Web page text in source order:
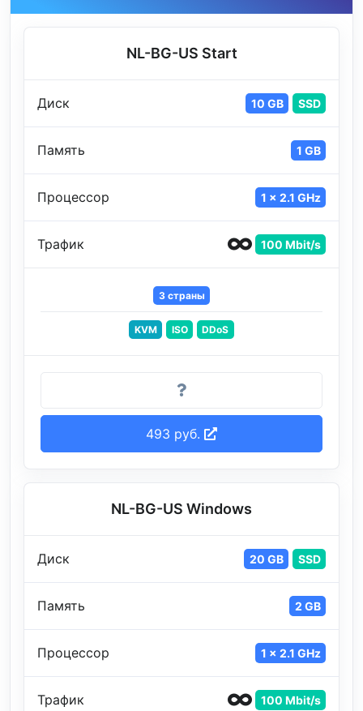
NL-BG-US Start
Диск 10 GB SSD
Память 1 GB
Процессор 1 x 2.1 GHz
Трафик 100 Mbit/s
3 страны
KVM ISO DDoS
493 руб.
NL-BG-US Windows
Диск 20 GB SSD
Память 2 GB
Процессор 1 x 2.1 GHz
Трафик 100 Mbit/s